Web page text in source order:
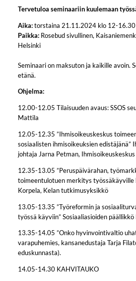
Tervetuloa seminaariin kuulemaan
Aika:torstaina 21.11.2024 klo 12-16.30
Paikka: Rosebud sivullinen,
Helsinki
Seminaari on maksuton ja kaikille avoin.
etänä.
Ohjelma:
12.00-12.05 Tilaisuuden avaus: SSOS
Mattila
12.05-12.35 ”Ihmisoikeuskeskus
sosiaalisten ihmisoikeuksien edistäjänä”
johtaja Jarna Petman, Ihmisoikeuskeskus
12.35-13.05 ”Peruspäivärahan,
toimeentulotuen merkitys työssäkäyville
Korpela, Kelan tutkimusyksikkö
13.05-13.35 ”Työreformin ja
työssä käyviin” Sosiaaliasioiden päällikkö
13.35-14.05 ”Onko hyvinvointivaltio
varapuhemies, kansanedustaja Tarja
eduskunnasta).
14.05-14.30 KAHVITAUKO